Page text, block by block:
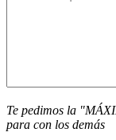
Te pedimos la
para con los demás